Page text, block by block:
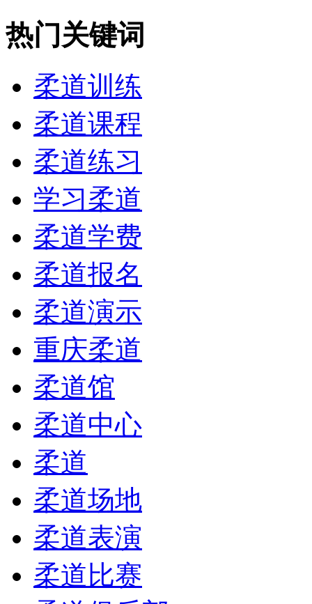
热门关键词
柔道训练
柔道课程
柔道练习
学习柔道
柔道学费
柔道报名
柔道演示
重庆柔道
柔道馆
柔道中心
柔道
柔道场地
柔道表演
柔道比赛